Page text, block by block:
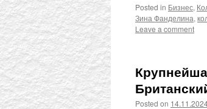
Posted in Бизнес,
Зина Фанделина,
Leave a comment
Posted on